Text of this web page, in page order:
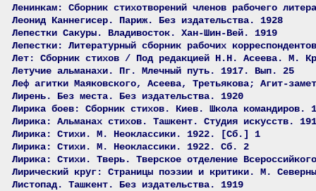
Ленинкам: Сборник стихотворений членов рабочего
Леонид Каннегисер. Париж. Без издательства. 1928
Лепестки Сакуры. Владивосток. Хан-Шин-Вей. 1919
Лепестки: Литературный сборник рабочих
Лет: Сборник стихов / Под редакцией Н.Н. Асеева. М.
Летучие альманахи. Пг. Млечный путь. 1917. Вып. 25
Леф агитки Маяковского, Асеева, Третьякова; Агит-
Лирень. Без места. Без издательства. 1920
Лирика боев: Сборник стихов. Киев. Школа командиров.
Лирика: Альманах стихов. Ташкент. Студия искусств.
Лирика: Стихи. М. Неоклассики. 1922. [Сб.] 1
Лирика: Стихи. М. Неоклассики. 1922. Сб. 2
Лирика: Стихи. Тверь. Тверское отделение
Лирический круг: Страницы поэзии и критики. М.
Листопад. Ташкент. Без издательства. 1919